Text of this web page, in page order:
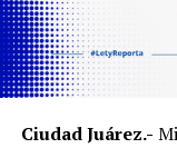
Ciudad Juárez.-